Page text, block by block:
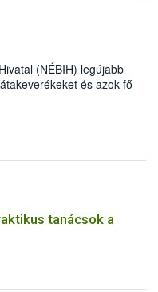
(NÉBIH) legújabb
és azok fő
Szupermenta projektben 35
vizsgálatok alapján
miatt 10 előrecsomagolt
engedélyezett hatóanyag
tanácsok a